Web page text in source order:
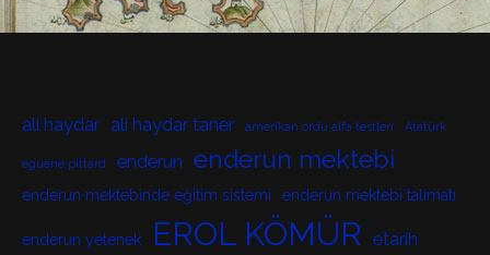
ali haydar ali haydar taner amerikan ordu alfa testleri Atatürk
eguene pittard enderun enderun mektebi
enderun mektebinde eğitim sistemi enderun mektebi talimatı
enderun yetenek EROL KÖMÜR etarih